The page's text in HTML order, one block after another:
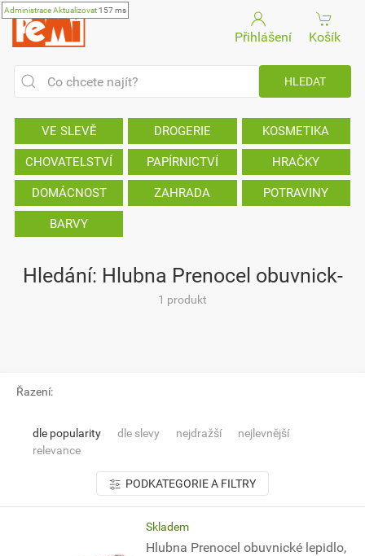
AdministraceAktualizovat157 ms
Přihlášení Košík
VE SLEVĚ DROGERIE KOSMETIKA
CHOVATELSTVÍ PAPÍRNICTVÍ HRAČKY
DOMÁCNOST ZAHRADA POTRAVINY
BARVY
Hledání: Hlubna Prenocel obuvnick-
1 produkt
Řazení:
dle popularity dle slevy nejdražší
nejlevnější
relevance
PODKATEGORIE A FILTRY
Skladem
Hlubna Prenocel obuvnické lepidlo,